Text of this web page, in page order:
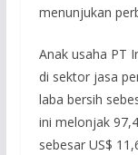
menunjukan
Anak usaha PT
di sektor jasa
laba bersih
ini melonjak
sebesar US$